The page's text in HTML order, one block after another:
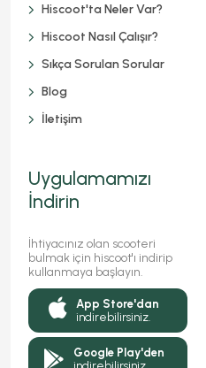
Hiscoot'ta Neler Var?
Hiscoot Nasıl Çalışır?
Sıkça Sorulan Sorular
Blog
İletişim
Uygulamamızı
İndirin
İhtiyacınız olan scooteri
bulmak için hiscoot'ı indirip
kullanmaya başlayın.
App Store'dan
indirebilirsiniz.
Google Play'den
indirebilirsiniz.